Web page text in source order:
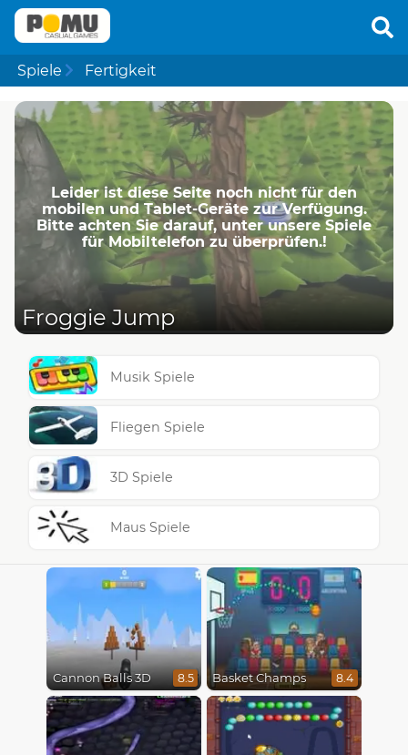
Spiele Fertigkeit
Leider ist diese Seite noch nicht für den
mobilen und Tablet-Geräte zur Verfügung.
Bitte achten Sie darauf, unter unsere Spiele
für Mobiltelefon zu überprüfen.!
Froggie Jump
Musik Spiele
Fliegen Spiele
3D Spiele
Maus Spiele
Cannon Balls 3D 8.5 Basket Champs 8.4